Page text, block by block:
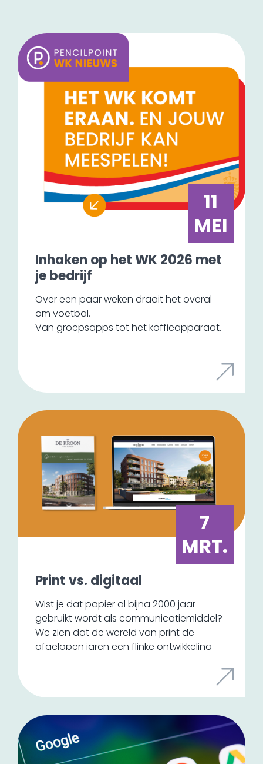
11
MEI
Inhaken op het WK 2026 met
je bedrijf
Over een paar weken draait het overal
om voetbal.
Van groepsapps tot het koffieapparaat.
Niet om 'ook iets met het WK te doen',
maar door slim in te haken op iets waar je
7
MRT.
Print vs. digitaal
Wist je dat papier al bijna 2000 jaar
gebruikt wordt als communicatiemiddel?
We zien dat de wereld van print de
afgelopen jaren een flinke ontwikkeling
is het de wereld van online die veel print
overneemt.
We zien de laatste tijd wel de trend dat